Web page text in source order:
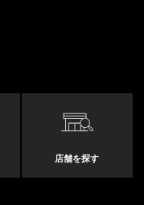
店舗を探す